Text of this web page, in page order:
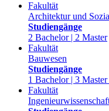
Fakultät
Architektur und
Studiengänge
2 Bachelor | 2 Master
Fakultät
Bauwesen
Studiengänge
1 Bachelor | 3
Fakultät